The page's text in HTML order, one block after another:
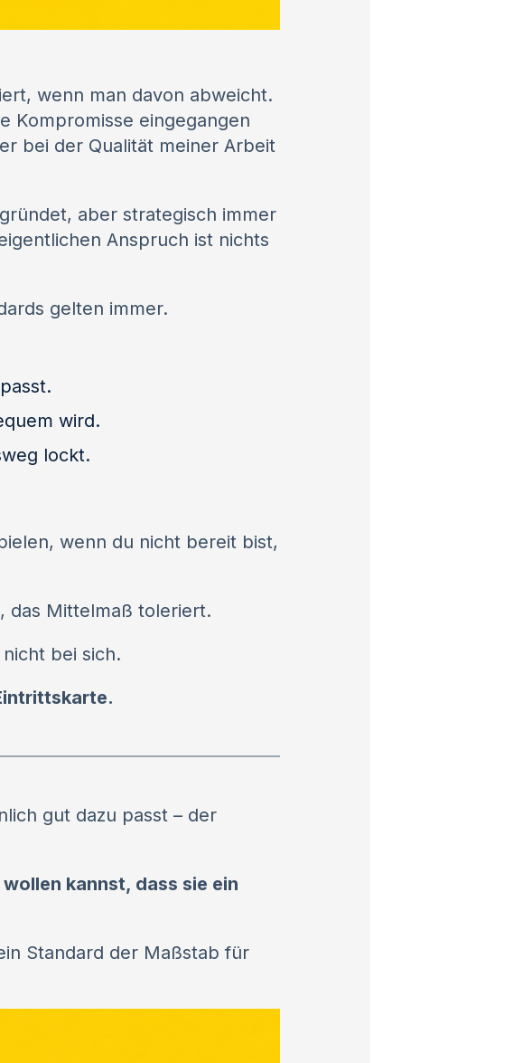
wenn man davon abweicht.
Kompromisse eingegangen
bei der Qualität meiner Arbeit
aber strategisch immer
Anspruch ist nichts
gelten immer.
wird.
lockt.
wenn du nicht bereit bist,
das Mittelmaß toleriert.
bei sich.
gut dazu passt – der
kannst, dass sie ein
Standard der Maßstab für